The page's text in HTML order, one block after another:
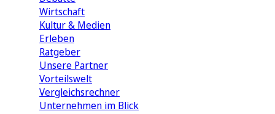
Wirtschaft
Kultur & Medien
Erleben
Ratgeber
Unsere Partner
Vorteilswelt
Vergleichsrechner
Unternehmen im Blick